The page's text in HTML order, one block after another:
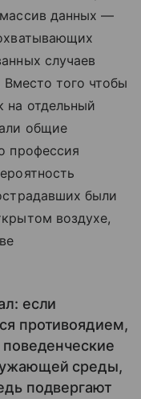
данных —
случаев
Вместо того чтобы
на отдельный
общие
профессия
были
воздухе,
если
противоядием,
среды,
подвергают